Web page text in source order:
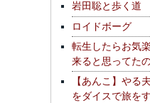
岩田聡と歩く道
ロイドボーグ
転生したらお気
来ると思ってた
【あんこ】やる
をダイスで旅を